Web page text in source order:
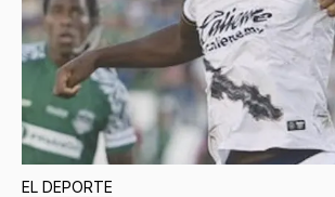
EL DEPORTE